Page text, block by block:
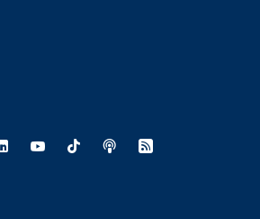
- Apertura in nuova finestra
- Apertura in nuova finestra
- Sito esterno - Apertura in
Linkedin - Sito esterno - Apertura in
Youtube - Sito esterno -
TikTok - Sito esterno -
Spreaker - Sito
Feed RSS -